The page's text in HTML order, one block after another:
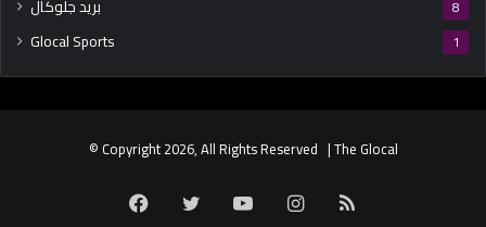
بريد جلوكال 8
Glocal Sports 1
© Copyright 2026, All Rights Reserved | The Glocal
Facebook Twitter YouTubeInstagram